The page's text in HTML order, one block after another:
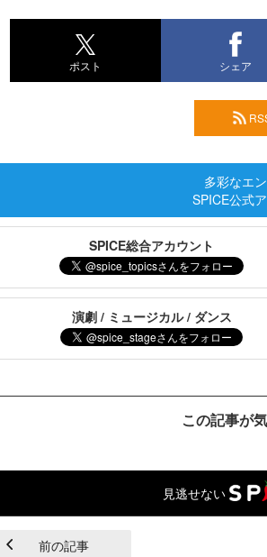
ポスト シェア
多彩なエ
SPICE公式
SPICE総合アカウント
演劇 / ミュージカル / ダンス
この記事が
見逃せない
前の記事